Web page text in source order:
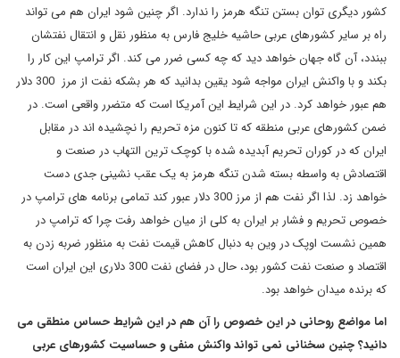
کشور دیگری توان بستن تنگه هرمز را ندارد. اگر چنین شود ایران هم می تواند
راه بر سایر کشورهای عربی حاشیه خلیج فارس به منظور نقل و انتقال نفتشان
ببندد، آن گاه جهان خواهد دید که چه کسی ضرر می کند. اگر ترامپ این کار را
بکند و با واکنش ایران مواجه شود یقین بدانید که هر بشکه نفت از مرز 300 دلار
هم عبور خواهد کرد. در این شرایط این آمریکا است که متضرر واقعی است. در
ضمن کشورهای عربی منطقه که تا کنون مزه تحریم را نچشیده اند در مقابل
ایران که در کوران تحریم آبدیده شده با کوچک ترین التهاب در صنعت و
اقتصادش به واسطه بسته شدن تنگه هرمز به یک عقب نشینی جدی دست
خواهد زد. لذا اگر نفت هم از مرز 300 دلار عبور کند تمامی برنامه های ترامپ در
خصوص تحریم و فشار بر ایران به کلی از میان خواهد رفت چرا که ترامپ در
همین نشست اوپک در وین به دنبال کاهش قیمت نفت به منظور ضربه زدن به
اقتصاد و صنعت نفت کشور بود، حال در فضای نفت 300 دلاری این ایران است
که برنده میدان خواهد بود.
اما مواضع روحانی در این خصوص را آن هم در این شرایط حساس منطقی می
دانید؟ چنین سخنانی نمی تواند واکنش منفی و حساسیت کشورهای عربی